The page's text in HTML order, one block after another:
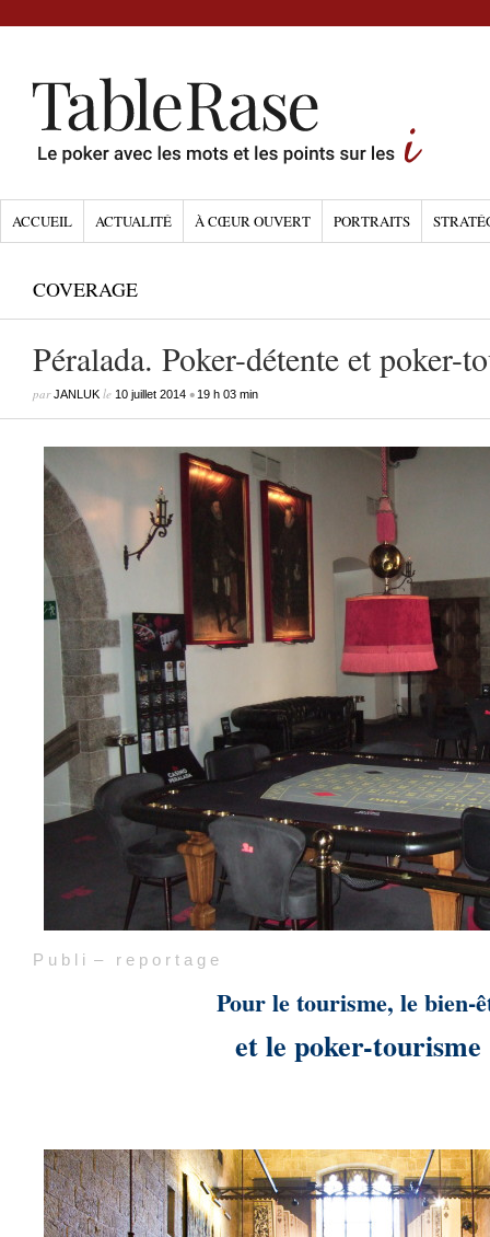
ACCUEIL ACTUALITÉ À CŒUR OUVERT PORTRAITS
COVERAGE
Péralada. Poker-détente et
parJANLUK le 10 juillet 2014 • 19 h 03 min
P u b l i – r e p o r t a g e
Pour le tourisme, le bien-
et le poker-